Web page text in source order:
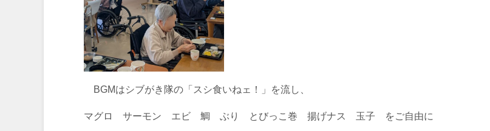
BGMはシブがき隊の「スシ食いねェ！」を流し、
マグロ サーモン エビ 鯛 ぶり とびっこ巻 揚げナス 玉子 をご自由に